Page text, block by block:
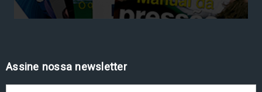
Assine nossa newsletter